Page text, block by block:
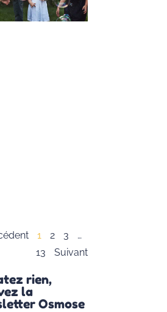
1 2 3
…
13
Suivant
rien,
la
Osmose